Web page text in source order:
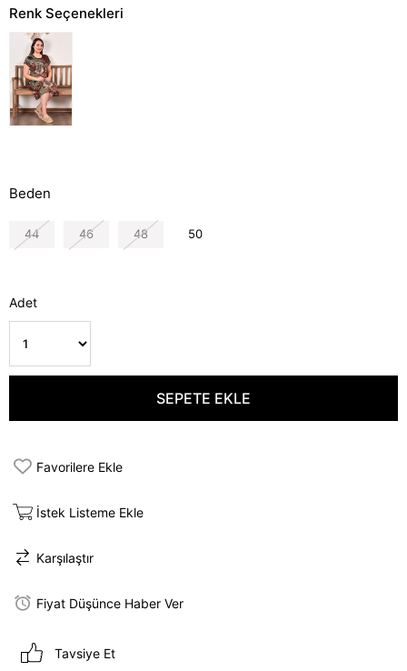
Renk Seçenekleri
Beden
44 46 48 50
Adet
Favorilere Ekle
İstek Listeme Ekle
Karşılaştır
Fiyat Düşünce Haber Ver
Tavsiye Et